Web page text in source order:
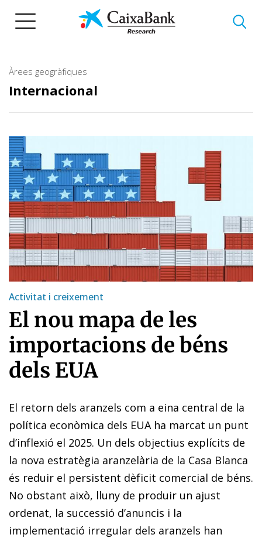
Àrees geogràfiques
Internacional
Activitat i creixement
El nou mapa de les
importacions de béns
dels EUA
El retorn dels aranzels com a eina central de la
política econòmica dels EUA ha marcat un punt
d’inflexió el 2025. Un dels objectius explícits de
la nova estratègia aranzelària de la Casa Blanca
és reduir el persistent dèficit comercial de béns.
No obstant això, lluny de produir un ajust
ordenat, la successió d’anuncis i la
implementació irregular dels aranzels han